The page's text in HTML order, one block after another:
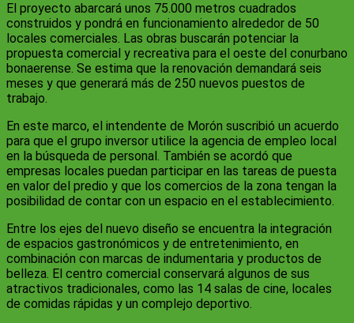
El proyecto abarcará unos 75.000 metros cuadrados
construidos y pondrá en funcionamiento alrededor de 50
locales comerciales. Las obras buscarán potenciar la
propuesta comercial y recreativa para el oeste del conurbano
bonaerense. Se estima que la renovación demandará seis
meses y que generará más de 250 nuevos puestos de
trabajo.
En este marco, el intendente de Morón suscribió un acuerdo
para que el grupo inversor utilice la agencia de empleo local
en la búsqueda de personal. También se acordó que
empresas locales puedan participar en las tareas de puesta
en valor del predio y que los comercios de la zona tengan la
posibilidad de contar con un espacio en el establecimiento.
Entre los ejes del nuevo diseño se encuentra la integración
de espacios gastronómicos y de entretenimiento, en
combinación con marcas de indumentaria y productos de
belleza. El centro comercial conservará algunos de sus
atractivos tradicionales, como las 14 salas de cine, locales
de comidas rápidas y un complejo deportivo.